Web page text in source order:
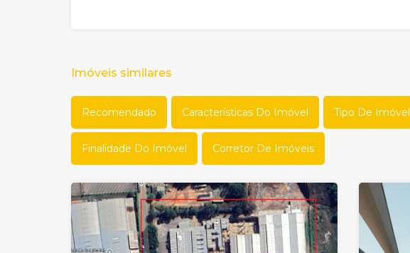
Imóveis similares
Recomendado Características Do Imóvel Tipo De Imóvel
Finalidade Do Imóvel Corretor De Imóveis